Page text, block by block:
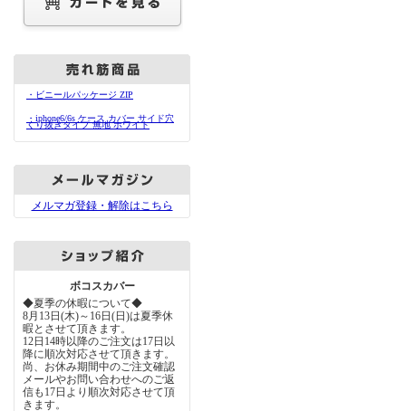
・ビニールパッケージ ZIP
・iphone6/6s ケース カバー サイド穴
くり抜きタイプ 無地 ホワイト
メルマガ登録・解除はこちら
ボコスカバー
◆夏季の休暇について◆
8月13日(木)～16日(日)は夏季休
暇とさせて頂きます。
12日14時以降のご注文は17日以
降に順次対応させて頂きます。
尚、お休み期間中のご注文確認
メールやお問い合わせへのご返
信も17日より順次対応させて頂
きます。